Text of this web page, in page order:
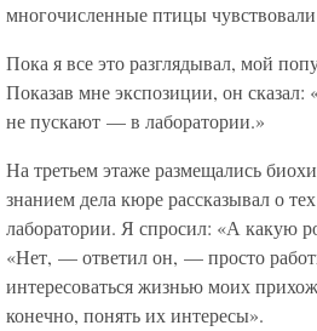
многочисленные птицы
Пока я все это разглядывал, мой
Показав мне экспозиции, он сказал:
не пускают — в лаборатории.»
На третьем этаже размещались
знанием дела кюре рассказывал о
лаборатории. Я спросил: «А какую
«Нет, — ответил он, — просто
интересоваться жизнью моих
конечно, понять их интересы».